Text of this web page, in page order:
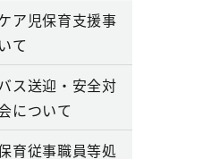
ア児保育支援事
て
ス送迎・安全対
について
育従事職員等処